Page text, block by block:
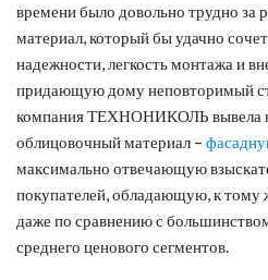
времени было довольно трудно за
материал, который бы удачно
надежности, легкость монтажа и
придающую дому неповторимый
компания ТЕХНОНИКОЛЬ вывела
облицовочный материал –
максимально отвечающую
покупателей, обладающую, к тому
даже по сравнению с
среднего ценового сегментов.